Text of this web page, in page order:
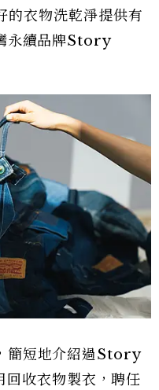
的衣物洗乾淨提供有
永續品牌Story
簡短地介紹過Story
收衣物製衣，聘任